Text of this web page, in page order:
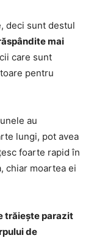
deci sunt destul
mai
care sunt
pentru
au
lungi, pot avea
foarte rapid în
chiar moartea ei
trăiește parazit
de